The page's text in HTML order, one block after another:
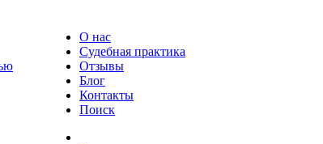
О нас
Судебная практика
Отзывы
Блог
Контакты
Поиск